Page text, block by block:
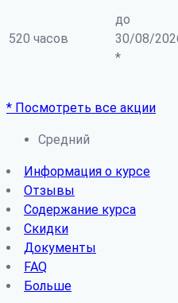
520 часов
до
30/08/
*
* Посмотреть все акции
Средний
Информация о курсе
Отзывы
Содержание курса
Скидки
Документы
FAQ
Больше